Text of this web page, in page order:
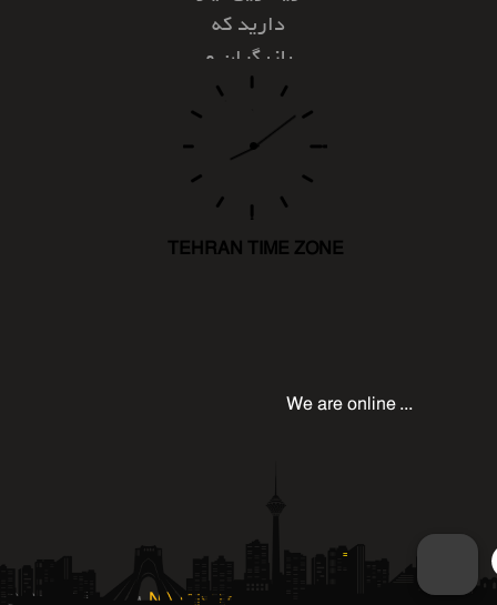
دارید که
بازیگران و
لوکیشن و
فیلمبرداری و
ادیت و
موزیک و غیره
را برای شما
فراهم کنند.
هستید که
دهید. کارهایی
We are online ...
TEHRAN TIME ZONE